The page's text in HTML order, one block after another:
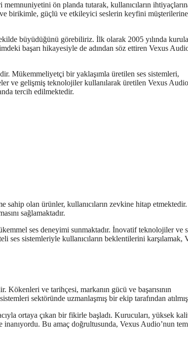
ön planda tutarak, kullanıcıların
birikimle, güçlü ve etkileyici seslerin keyfini müşterilerine
büyüdüğünü görebiliriz. İlk olarak 2005 yılında
başarı hikayesiyle de adından söz ettiren Vexus
Mükemmeliyetçi bir yaklaşımla üretilen ses sistemleri,
ve gelişmiş teknolojiler kullanılarak üretilen Vexus Audio
tercih edilmektedir.
sahip olan ürünler, kullanıcıların zevkine hitap etmektedir.
sağlamaktadır.
ses deneyimi sunmaktadır. İnovatif teknolojiler ve
ses sistemleriyle kullanıcıların beklentilerini karşılamak,
ve tarihçesi, markanın gücü ve başarısının
sektöründe uzmanlaşmış bir ekip tarafından
ortaya çıkan bir fikirle başladı. Kurucuları, yüksek
Bu amaç doğrultusunda, Vexus Audio’nun